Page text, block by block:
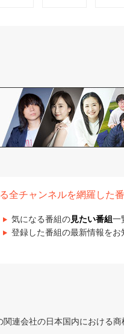
全チャンネルを網羅した
気になる番組の見たい番組 一
登録した番組の最新情報をお
連会社の日本国内における商